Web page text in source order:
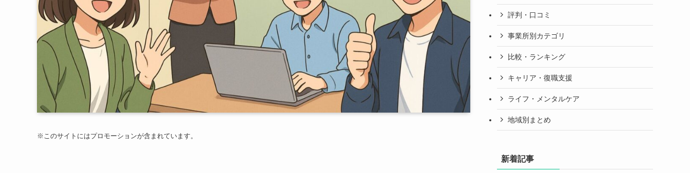
※このサイトにはプロモーションが含まれています。
評判・口コミ
事業所別カテゴリ
比較・ランキング
キャリア・復職支援
ライフ・メンタルケア
地域別まとめ
新着記事